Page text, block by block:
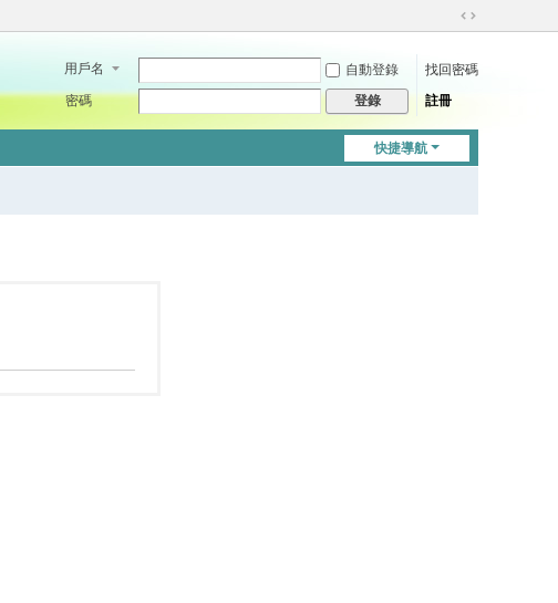
切
到
用戶名 自動登錄
找回密碼
密碼
登錄 註冊
快捷導航